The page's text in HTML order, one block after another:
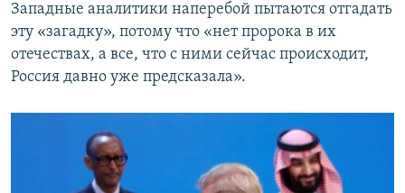
Западные аналитики наперебой пытаются отгадать
эту «загадку», потому что «нет пророка в их
отечествах, а все, что с ними сейчас происходит,
Россия давно уже предсказала».